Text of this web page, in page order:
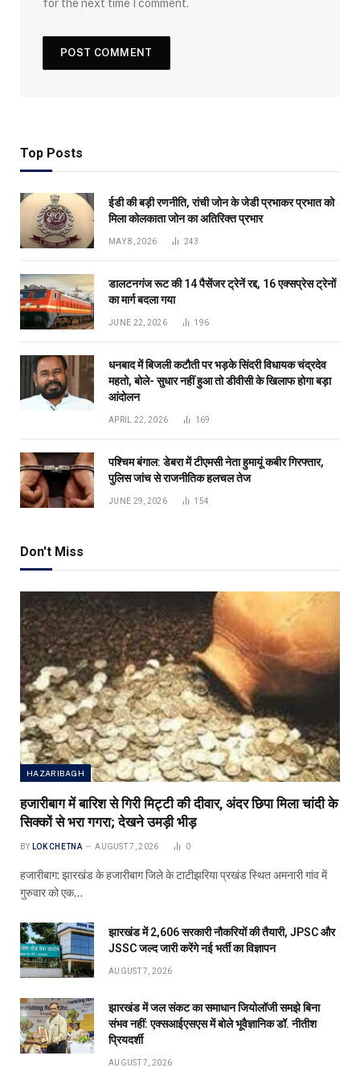
for the next time I comment.
Top Posts
ईडी की बड़ी रणनीति, रांची जोन के जेडी प्रभाकर प्रभात को
मिला कोलकाता जोन का अतिरिक्त प्रभार
MAY 8, 2026 243
डालटनगंज रूट की 14 पैसेंजर ट्रेनें रद्द, 16 एक्सप्रेस ट्रेनों
का मार्ग बदला गया
JUNE 22, 2026 196
धनबाद में बिजली कटौती पर भड़के सिंदरी विधायक चंद्रदेव
महतो, बोले- सुधार नहीं हुआ तो डीवीसी के खिलाफ होगा बड़ा
आंदोलन
APRIL 22, 2026 169
पश्चिम बंगाल: डेबरा में टीएमसी नेता हुमायूं कबीर गिरफ्तार,
पुलिस जांच से राजनीतिक हलचल तेज
JUNE 29, 2026 154
Don't Miss
HAZARIBAGH
हजारीबाग में बारिश से गिरी मिट्टी की दीवार, अंदर छिपा मिला चांदी के
सिक्कों से भरा गगरा; देखने उमड़ी भीड़
BY LOK CHETNA AUGUST 7, 2026 0
हजारीबाग: झारखंड के हजारीबाग जिले के टाटीझरिया प्रखंड स्थित अमनारी गांव में
गुरुवार को एक…
झारखंड में 2,606 सरकारी नौकरियों की तैयारी, JPSC और
JSSC जल्द जारी करेंगे नई भर्ती का विज्ञापन
AUGUST 7, 2026
झारखंड में जल संकट का समाधान जियोलॉजी समझे बिना
संभव नहीं: एक्सआईएसएस में बोले भूवैज्ञानिक डॉ. नीतीश
प्रियदर्शी
AUGUST 7, 2026